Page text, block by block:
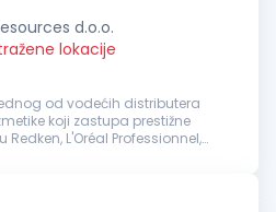
d.o.o.
lokacije
od vodećih distributera
koji zastupa prestižne
L'Oréal Professionnel,